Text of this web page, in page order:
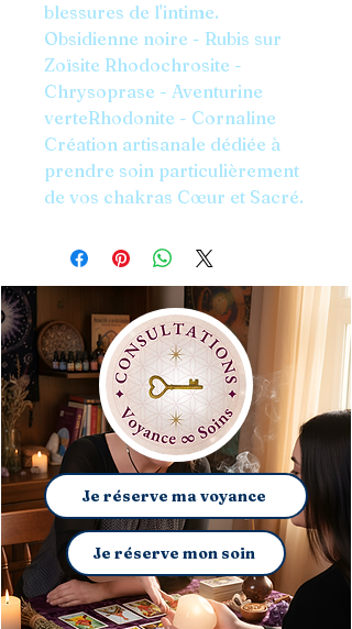
blessures de l'intime.
Obsidienne noire - Rubis sur
Zoïsite Rhodochrosite -
Chrysoprase - Aventurine
verteRhodonite - Cornaline
Création artisanale dédiée à
prendre soin particulièrement
de vos chakras Cœur et Sacré.
Je réserve ma voyance
Je réserve mon soin